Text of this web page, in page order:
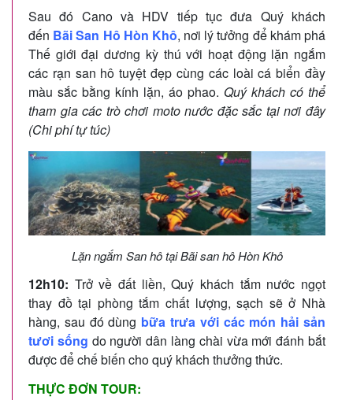
Sau đó Cano và HDV tiếp tục đưa Quý khách
đến Bãi San Hô Hòn Khô, nơi lý tưởng để khám phá
Thế giới đại dương kỳ thú với hoạt động lặn ngắm
các rạn san hô tuyệt đẹp cùng các loài cá biển đầy
màu sắc bằng kính lặn, áo phao. Quý khách có thể
tham gia các trò chơi moto nước đặc sắc tại nơi đây
(Chi phí tự túc)
Lặn ngắm San hô tại Bãi san hô Hòn Khô
12h10: Trở về đất liền, Quý khách tắm nước ngọt
thay đồ tại phòng tắm chất lượng, sạch sẽ ở Nhà
hàng, sau đó dùng bữa trưa với các món hải sản
tươi sống do người dân làng chài vừa mới đánh bắt
được để chế biến cho quý khách thưởng thức.
THỰC ĐƠN TOUR: